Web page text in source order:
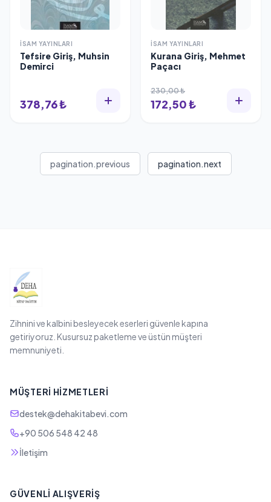
İSAM YAYINLARI
Tefsire Giriş, Muhsin
Demirci
378,76 ₺
İSAM YAYINLARI
Kurana Giriş, Mehmet
Paçacı
230,00 ₺
172,50 ₺
pagination.previous pagination.next
Zihnini ve kalbini besleyecek eserleri güvenle kapına
getiriyoruz. Kusursuz paketleme ve üstün müşteri
memnuniyeti.
MÜŞTERI HIZMETLERI
destek@dehakitabevi.com
+90 506 548 42 48
İletişim
GÜVENLI ALIŞVERIŞ